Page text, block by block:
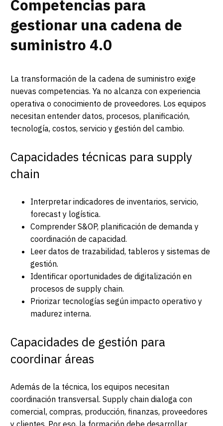
Competencias para
gestionar una cadena de
suministro 4.0
La transformación de la cadena de suministro exige
nuevas competencias. Ya no alcanza con experiencia
operativa o conocimiento de proveedores. Los equipos
necesitan entender datos, procesos, planificación,
tecnología, costos, servicio y gestión del cambio.
Capacidades técnicas para supply
chain
Interpretar indicadores de inventarios, servicio,
forecast y logística.
Comprender S&OP, planificación de demanda y
coordinación de capacidad.
Leer datos de trazabilidad, tableros y sistemas de
gestión.
Identificar oportunidades de digitalización en
procesos de supply chain.
Priorizar tecnologías según impacto operativo y
madurez interna.
Capacidades de gestión para
coordinar áreas
Además de la técnica, los equipos necesitan
coordinación transversal. Supply chain dialoga con
comercial, compras, producción, finanzas, proveedores